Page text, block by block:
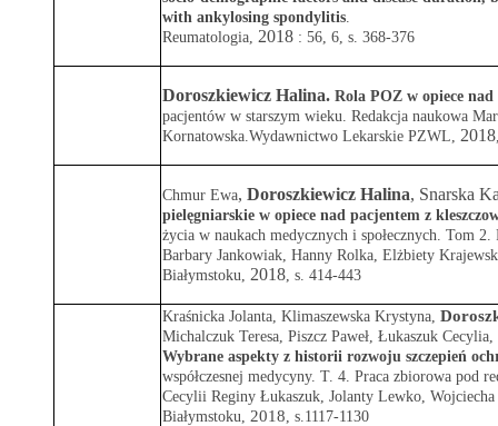
with ankylosing spondylitis
Reumatologia 2018 : 56, 6, s. 368-376
Doroszkiewicz Halina. Rola POZ w opiece
pacjentów w starszym wieku. Redakcja naukowa
Kornatowska.Wydawnictwo Lekarskie PZWL, 2018
Chmur Ewa, Doroszkiewicz Halina, Snarska
pielęgniarskie w opiece nad pacjentem z
życia w naukach medycznych i społecznych. Tom
Barbary Jankowiak, Hanny Rolka, Elżbiety
Białymstoku, 2018 s. 414-443
Kraśnicka Jolanta, Klimaszewska Krystyna,
Michalczuk Teresa, Piszcz Paweł, Łukaszuk
Wybrane aspekty z historii rozwoju szczepień
współczesnej medycyny. T. 4. Praca zbiorowa pod
Cecylii Reginy Łukaszuk, Jolanty Lewko,
Białymstoku, 2018 s.1117-1130